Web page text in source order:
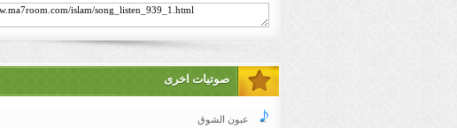
صوتيات اخرى
عبون الشوق